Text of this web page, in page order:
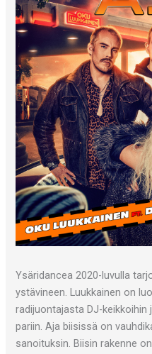
Ysäridancea 2020-luvulla
ystävineen. Luukkainen on
radijuontajasta DJ-
pariin. Aja biisissä on
sanoituksin. Biisin rakenne